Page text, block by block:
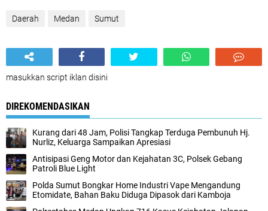
Daerah Medan Sumut
masukkan script iklan disini
DIREKOMENDASIKAN
Kurang dari 48 Jam, Polisi Tangkap Terduga Pembunuh Hj.
Nurliz, Keluarga Sampaikan Apresiasi
Antisipasi Geng Motor dan Kejahatan 3C, Polsek Gebang
Patroli Blue Light
Polda Sumut Bongkar Home Industri Vape Mengandung
Etomidate, Bahan Baku Diduga Dipasok dari Kamboja